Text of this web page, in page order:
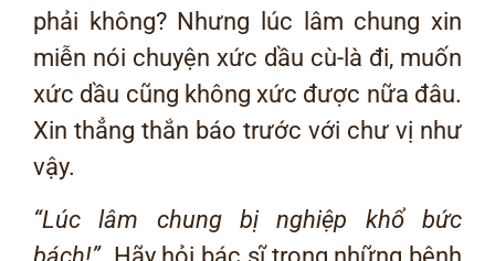
phải không? Nhưng lúc lâm chung xin
miễn nói chuyện xức dầu cù-là đi, muốn
xức dầu cũng không xức được nữa đâu.
Xin thẳng thắn báo trước với chư vị như
vậy.
“Lúc lâm chung bị nghiệp khổ bức